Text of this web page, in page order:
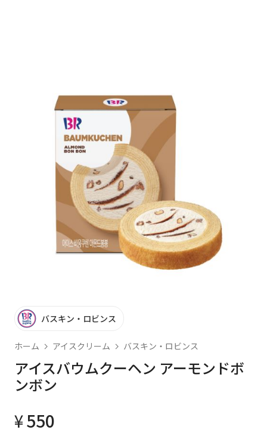
バスキン・ロビンス
ホーム アイスクリーム バスキン・ロビンス
アイスバウムクーヘン アーモンドボ
ンボン
¥550